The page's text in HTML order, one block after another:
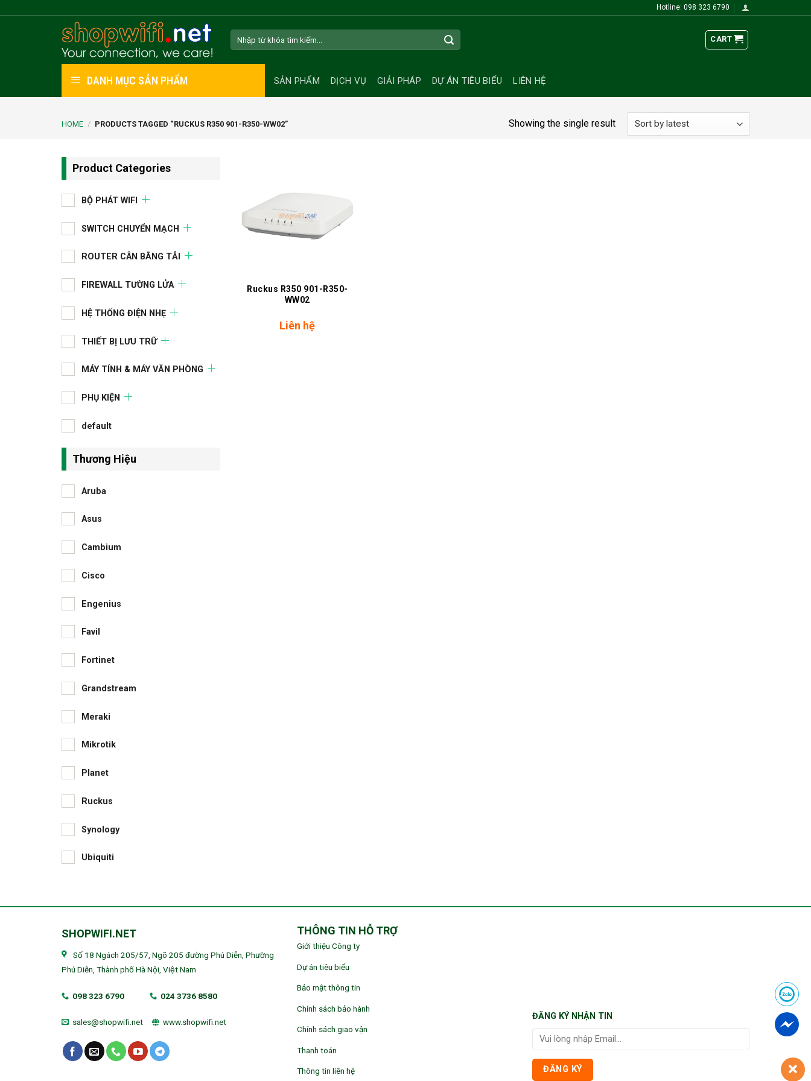
Hotline: 098 323 6790
CART
DANH MỤC SẢN PHẨM SẢN PHẨM DỊCH VỤ GIẢI PHÁP DỰ ÁN TIÊU BIỂU LIÊN HỆ
HOME / PRODUCTS TAGGED “RUCKUS R350 901-R350-WW02” Showing the single result
Product Categories
BỘ PHÁT WIFI
SWITCH CHUYỂN MẠCH
ROUTER CÂN BẰNG TẢI
FIREWALL TƯỜNG LỬA
HỆ THỐNG ĐIỆN NHẸ
THIẾT BỊ LƯU TRỮ
MÁY TÍNH & MÁY VĂN PHÒNG
PHỤ KIỆN
default
Thương Hiệu
Aruba
Asus
Cambium
Cisco
Engenius
Favil
Fortinet
Grandstream
Meraki
Mikrotik
Planet
Ruckus
Synology
Ubiquiti
Ruckus R350 901-R350-
WW02
Liên hệ
SHOPWIFI.NET
Số 18 Ngách 205/57, Ngõ 205 đường Phú Diễn, Phường
Phú Diễn, Thành phố Hà Nội, Việt Nam
098 323 6790 024 3736 8580
sales@shopwifi.net www.shopwifi.net
THÔNG TIN HỖ TRỢ
Giới thiệu Công ty
Dự án tiêu biểu
Bảo mật thông tin
Chính sách bảo hành
Chính sách giao vận
Thanh toán
Thông tin liên hệ
ĐĂNG KÝ NHẬN TIN